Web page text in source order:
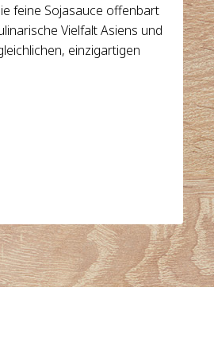
feine Sojasauce offenbart
Vielfalt Asiens und
einzigartigen